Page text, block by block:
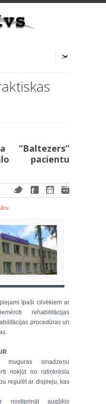
“Baltezers”
pacientu
īpaši cilvēkiem ar
rehabilitācijas
procedūras un
muguras smadzeņu
nokļūt no ratiņkrēsla
regulēt ar displeju, kas
nostiprināt augšējo